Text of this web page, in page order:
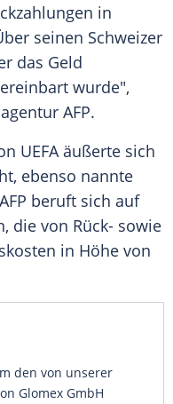
in
seinen Schweizer
das Geld
wurde",
AFP.
UEFAäußerte sich
ebenso nannte
beruft sich auf
die von Rück- sowie
in Höhe von
den von unserer
Glomex GmbH